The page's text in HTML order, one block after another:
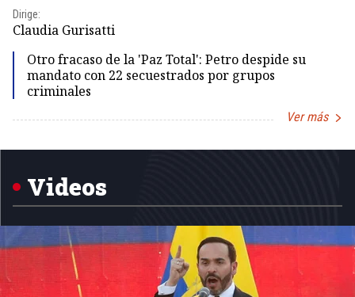
Dirige:
Claudia Gurisatti
Otro fracaso de la 'Paz Total': Petro despide su
mandato con 22 secuestrados por grupos
criminales
Ver más
1
Videos